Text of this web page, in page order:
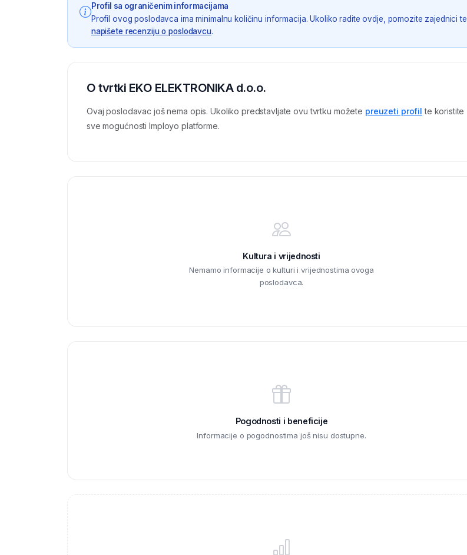
Profil sa ograničenim informacijama
Profil ovog poslodavca ima minimalnu količinu informacija. Ukoliko radite ovdje, pomozite zajednici te
napišete recenziju o poslodavcu.
O tvrtki EKO ELEKTRONIKA d.o.o.
Ovaj poslodavac još nema opis. Ukoliko predstavljate ovu tvrtku možete preuzeti profil te koristite
sve mogućnosti Imployo platforme.
Kultura i vrijednosti
Nemamo informacije o kulturi i vrijednostima ovoga
poslodavca.
Pogodnosti i beneficije
Informacije o pogodnostima još nisu dostupne.